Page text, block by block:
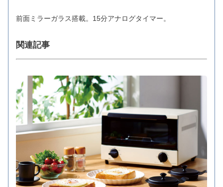
前面ミラーガラス搭載。15分アナログタイマー。
関連記事